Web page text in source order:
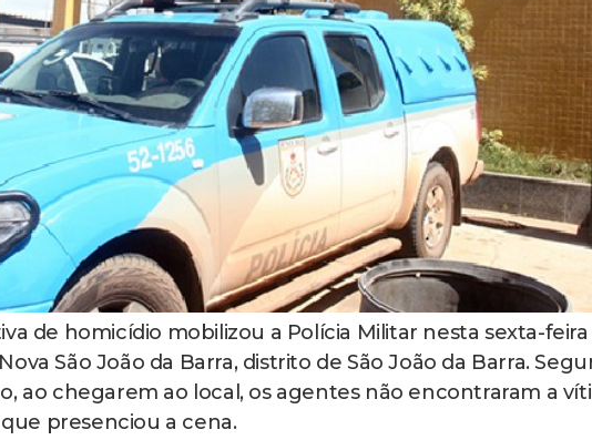
de homicídio mobilizou a Polícia Militar nesta sexta-feira
São João da Barra, distrito de São João da Barra.
ao chegarem ao local, os agentes não encontraram a
presenciou a cena.